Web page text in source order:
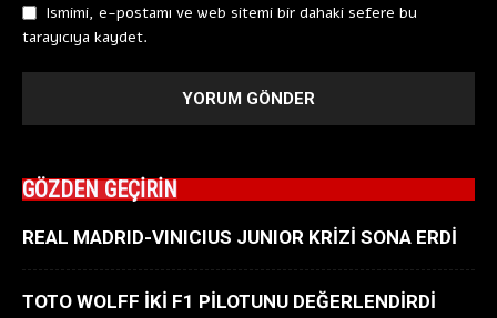
Ismimi, e-postamı ve web sitemi bir dahaki sefere bu
tarayıcıya kaydet.
GÖZDEN GEÇİRİN
REAL MADRID-VINICIUS JUNIOR KRİZİ SONA ERDİ
TOTO WOLFF İKİ F1 PİLOTUNU DEĞERLENDİRDİ